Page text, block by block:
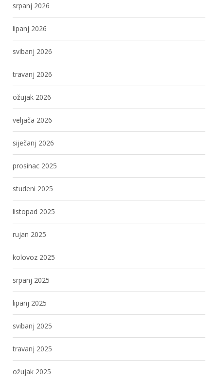
srpanj 2026
lipanj 2026
svibanj 2026
travanj 2026
ožujak 2026
veljača 2026
siječanj 2026
prosinac 2025
studeni 2025
listopad 2025
rujan 2025
kolovoz 2025
srpanj 2025
lipanj 2025
svibanj 2025
travanj 2025
ožujak 2025